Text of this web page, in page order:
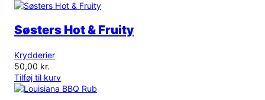
Søsters Hot & Fruity
Krydderier
50,00 kr.
Tilføj til kurv